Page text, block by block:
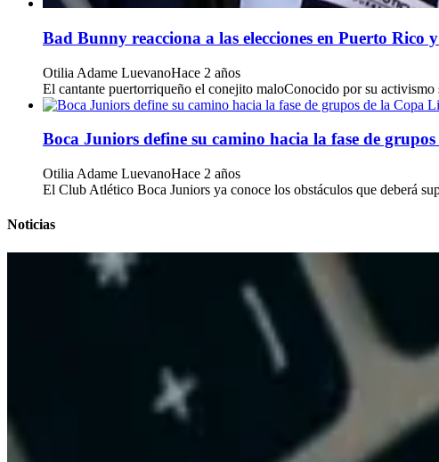
Bad Bunny reacciona a las elecciones en Puerto Rico
Otilia Adame LuevanoHace 2 años
El cantante puertorriqueño el conejito maloConocido por su
Boca Juniors define su camino hacia la fase de
Otilia Adame LuevanoHace 2 años
El Club Atlético Boca Juniors ya conoce los obstáculos que deberá
Noticias